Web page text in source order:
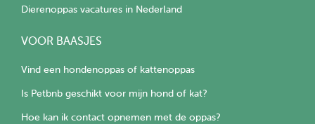
Dierenoppas vacatures in Nederland
VOOR BAASJES
Vind een hondenoppas of kattenoppas
Is Petbnb geschikt voor mijn hond of kat?
Hoe kan ik contact opnemen met de oppas?